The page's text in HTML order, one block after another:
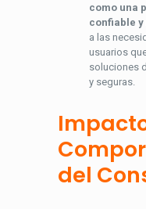
como una
confiable y
a las
usuarios
soluciones
y seguras.
del